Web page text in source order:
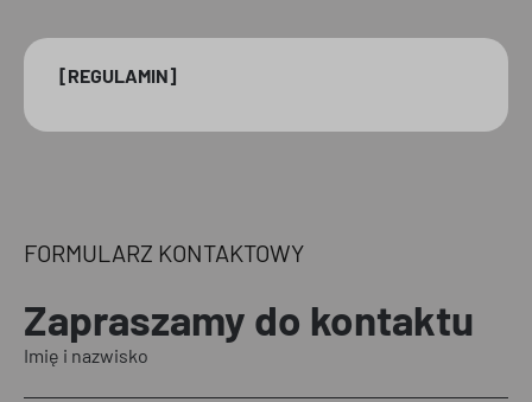
[REGULAMIN]
FORMULARZ KONTAKTOWY
Zapraszamy do kontaktu